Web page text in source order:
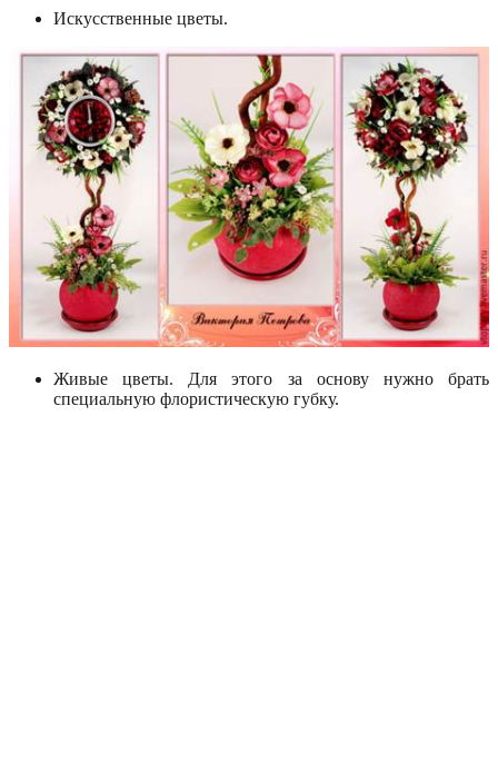
Искусственные цветы.
Живые цветы. Для этого за основу нужно брать
специальную флористическую губку.